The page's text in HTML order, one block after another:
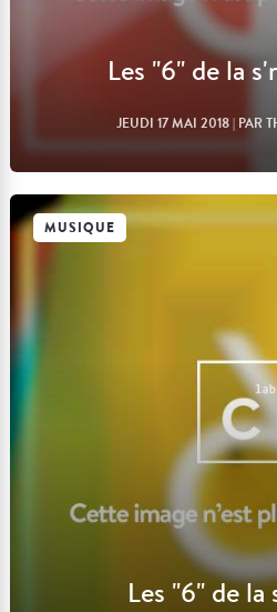
Les "6" de la
JEUDI 17 MAI 2018| PAR
Lire l'article
Les "6" de la
MUSIQUE